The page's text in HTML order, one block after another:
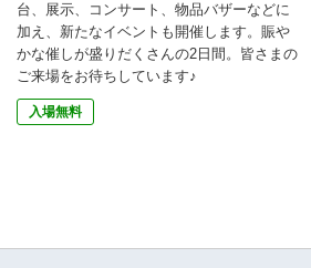
台、展示、コンサート、物品バザーなどに
加え、新たなイベントも開催します。賑や
かな催しが盛りだくさんの2日間。皆さまの
ご来場をお待ちしています♪
入場無料